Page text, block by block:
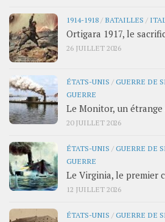
1914-1918 / BATAILLES /
Ortigara 1917, le
26 JUILLET 2026
ÉTATS-UNIS /GUERRE DE
GUERRE
Le Monitor, un étrange
20 JUILLET 2026
ÉTATS-UNIS /GUERRE DE
GUERRE
Le Virginia, le premier
12 JUILLET 2026
ÉTATS-UNIS /GUERRE DE